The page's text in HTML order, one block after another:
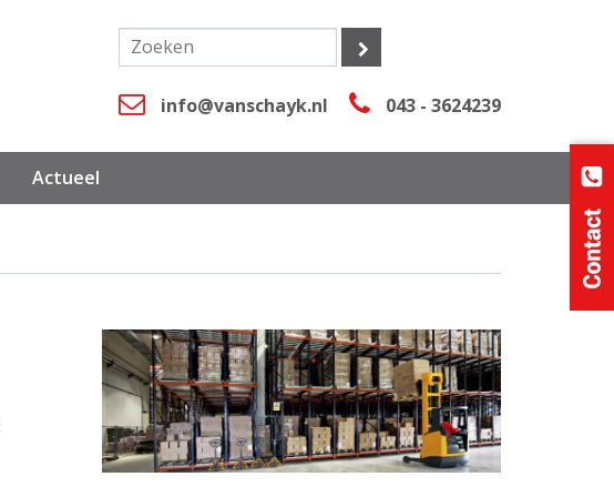
info@vanschayk.nl 043 - 3624239
Actueel